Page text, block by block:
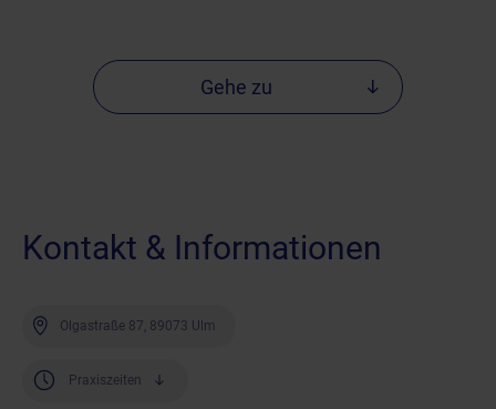
Gehe zu
Kontakt & Informationen
Olgastraße 87, 89073 Ulm
Praxiszeiten